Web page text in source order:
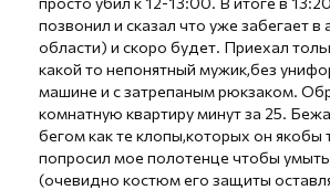
позвонил и сказал что уже забегает в
области) и скоро будет. Приехал
какой то непонятный мужик,без
машине и с затрепаным рюкзаком.
комнатную квартиру минут за 25.
бегом как те клопы,которых он якобы
попросил мое полотенце чтобы
(очевидно костюм его защиты